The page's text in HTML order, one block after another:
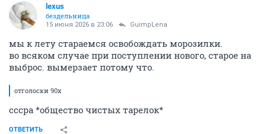
lexus
бездельница
15 июня 2026 в 23:06 GuimpLena
мы к лету стараемся освобождать морозилки.
во всяком случае при поступлении нового, старое на
выброс. вымерзает потому что.
отголоски 90х
сссра *общество чистых тарелок*
ОТВЕТИТЬ